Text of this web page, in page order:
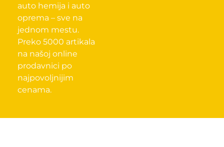
auto hemija i auto
oprema – sve na
jednom mestu.
Preko 5000 artikala
na našoj online
prodavnici po
najpovoljnijim
cenama.